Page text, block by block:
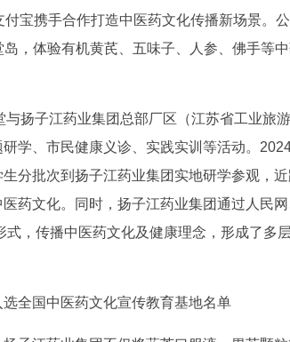
宝携手合作打造中医药文化传播新场景。
，体验有机黄芪、五味子、人参、佛手等
扬子江药业集团总部厂区（江苏省工业旅
学、市民健康义诊、实践实训等活动。
分批次到扬子江药业集团实地研学参观，
药文化。同时，扬子江药业集团通过人民
式，传播中医药文化及健康理念，形成了多